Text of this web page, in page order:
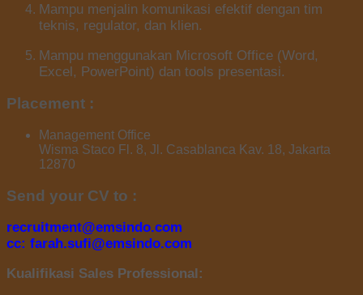
Mampu menjalin komunikasi efektif dengan tim
teknis, regulator, dan klien.
Mampu menggunakan Microsoft Office (Word,
Excel, PowerPoint) dan tools presentasi.
Placement :
Management Office
Wisma Staco Fl. 8, Jl. Casablanca Kav. 18, Jakarta
12870
Send your CV to :
recruitment@emsindo.com
cc: farah.sufi@emsindo.com
Kualifikasi Sales Professional: